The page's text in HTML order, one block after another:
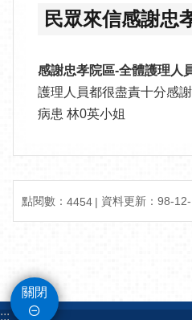
民眾來信感謝忠
感謝忠孝院區-全體護理人
護理人員都很盡責十分感
病患 林0英小姐
點閱數： 4454 資料更新：98-
關閉
:::